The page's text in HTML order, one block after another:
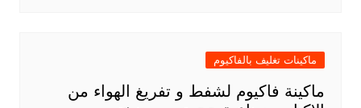
ماكينات تغليف بالفاكيوم
ماكينة فاكيوم لشفط و تفريغ الهواء من